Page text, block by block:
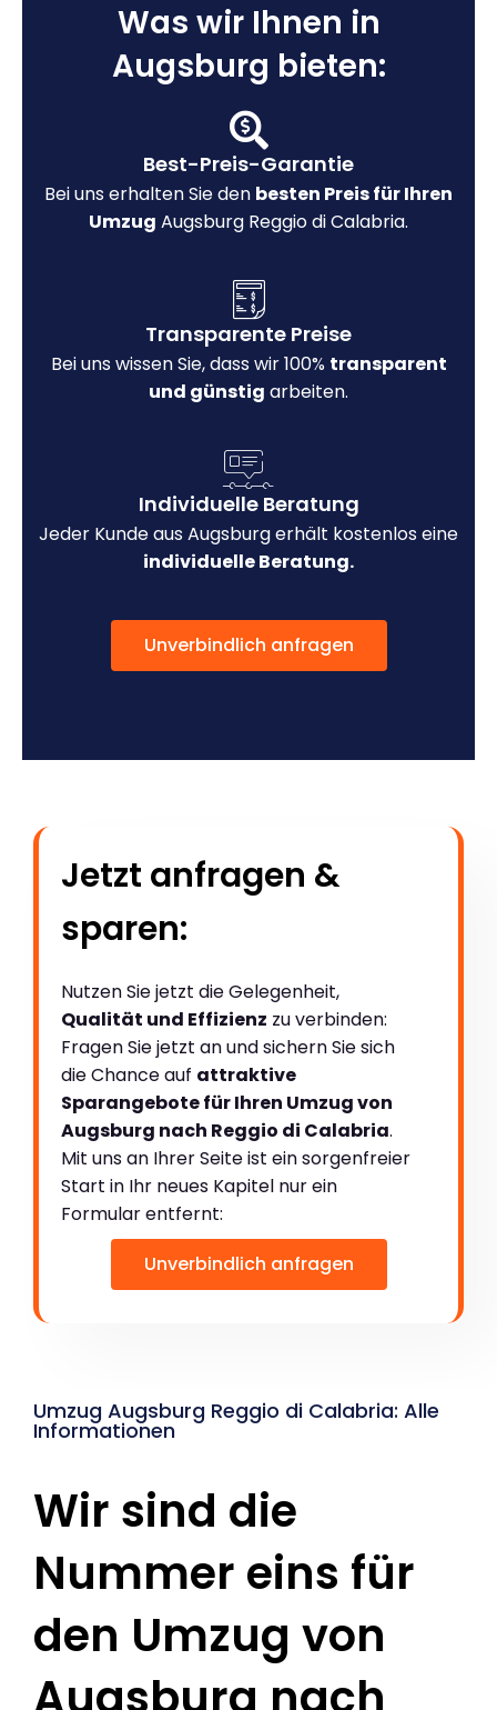
Was wir Ihnen in
Augsburg bieten:
Best-Preis-Garantie
Bei uns erhalten Sie den besten Preis für Ihren
Umzug Augsburg Reggio di Calabria.
Transparente Preise
Bei uns wissen Sie, dass wir 100% transparent
und günstig arbeiten.
Individuelle Beratung
Jeder Kunde aus Augsburg erhält kostenlos eine
individuelle Beratung.
Unverbindlich anfragen
Jetzt anfragen &
sparen:
Nutzen Sie jetzt die Gelegenheit,
Qualität und Effizienz zu verbinden:
Fragen Sie jetzt an und sichern Sie sich
die Chance auf attraktive
Sparangebote für Ihren Umzug von
Augsburg nach Reggio di Calabria.
Mit uns an Ihrer Seite ist ein sorgenfreier
Start in Ihr neues Kapitel nur ein
Formular entfernt:
Unverbindlich anfragen
Umzug Augsburg Reggio di Calabria: Alle
Informationen
Wir sind die
Nummer eins für
den Umzug von